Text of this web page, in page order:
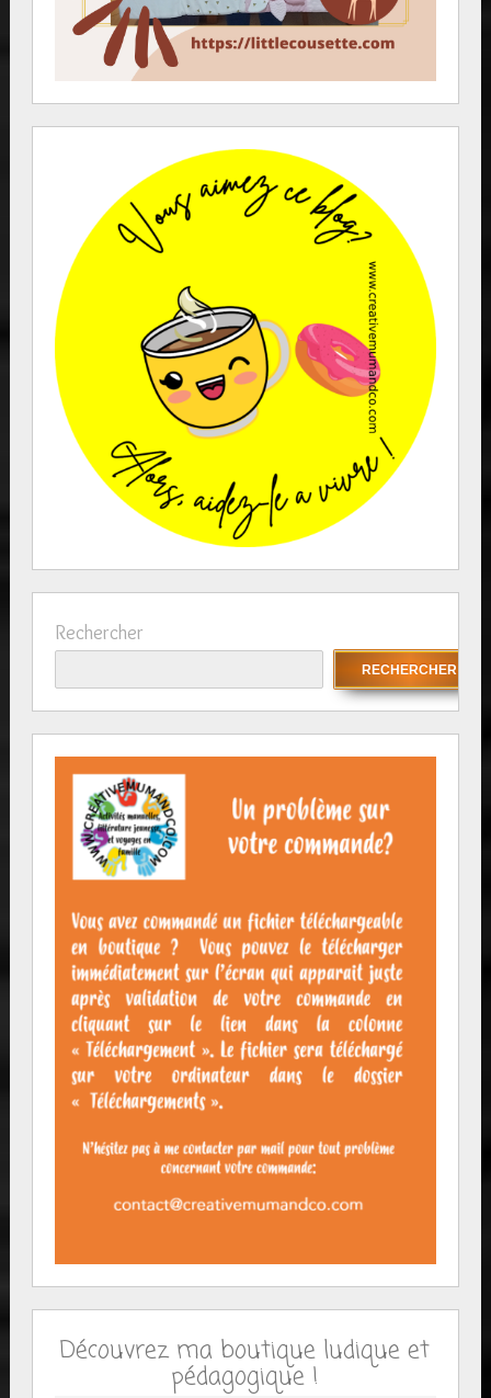
Rechercher
RECHERCHER
Découvrez ma boutique ludique et
pédagogique !